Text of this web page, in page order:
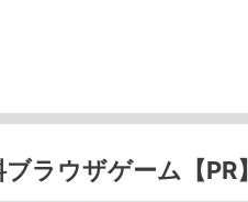
ラウザゲーム【PR】